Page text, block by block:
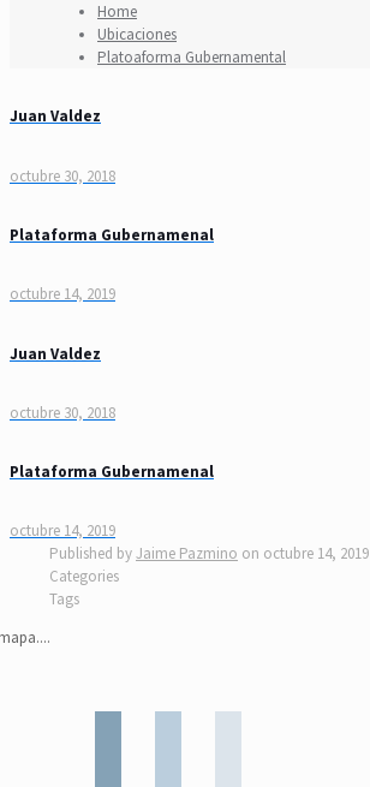
Home
Ubicaciones
Platoaforma Gubernamental
Juan Valdez
octubre 30, 2018
Plataforma Gubernamenal
octubre 14, 2019
Juan Valdez
octubre 30, 2018
Plataforma Gubernamenal
octubre 14, 2019
Published byJaime Pazmino on octubre 14, 2019
Categories
Tags